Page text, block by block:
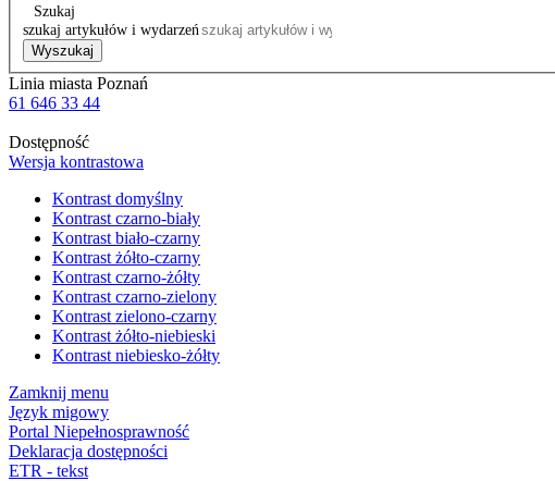
Szukaj
szukaj artykułów i wydarzeń
Wyszukaj
Linia miasta Poznań
61 646 33 44
Dostępność
Wersja kontrastowa
Kontrast domyślny
Kontrast czarno-biały
Kontrast biało-czarny
Kontrast żółto-czarny
Kontrast czarno-żółty
Kontrast czarno-zielony
Kontrast zielono-czarny
Kontrast żółto-niebieski
Kontrast niebiesko-żółty
Zamknij menu
Język migowy
Portal Niepełnosprawność
Deklaracja dostępności
ETR - tekst